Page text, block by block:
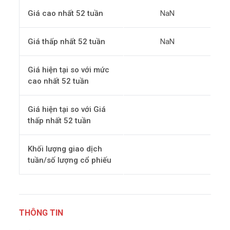
Giá cao nhất 52 tuần NaN
Giá thấp nhất 52 tuần NaN
Giá hiện tại so với mức
cao nhất 52 tuần
Giá hiện tại so với Giá
thấp nhất 52 tuần
Khối lượng giao dịch
tuần/số lượng cổ phiếu
THÔNG TIN